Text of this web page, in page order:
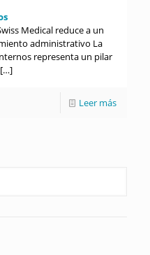
Medical reduce a un
administrativo La
representa un pilar
[…]
Leer más